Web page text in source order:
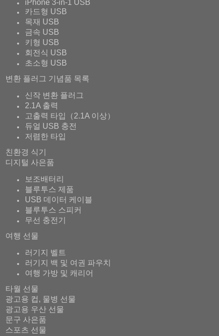
iPhone 3-in-1 USB
카드형 USB
목재 USB
금속 USB
키형 USB
회전식 USB
초소형 USB
변환 플러그 기념품 목록
신작 변환 플러그
2.1A 출력
고출력 타입（2.1A 이상）
듀얼 USB 충전
저렴한 타입
친환경 식기
디지털 사은품
보조배터리
블루투스 제품
USB 데이터 케이블
블루투스 스피커
무선 충전기
여행 선물
러기지 벨트
러기지 백 및 여권 파우치
여행 가방 및 캐리어
타월 선물
광고용 컵, 물병 선물
광고용 우산 선물
문구 사은품
스포츠 선물